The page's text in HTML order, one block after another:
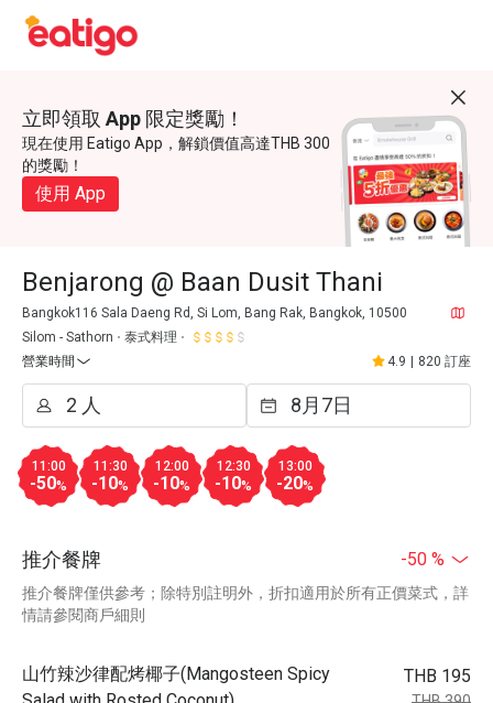
立即領取 App 限定獎勵！
現在使用 Eatigo App，解鎖價值高達THB 300
的獎勵！
使用 App
Benjarong @ Baan Dusit Thani
Bangkok116 Sala Daeng Rd, Si Lom, Bang Rak, Bangkok, 10500
Silom - Sathorn
泰式料理
營業時間
4.9 820 訂座
11:00
-50%
11:30
-10%
12:00
-10%
12:30
-10%
13:00
-20%
推介餐牌 -50 %
推介餐牌僅供參考；除特別註明外，折扣適用於所有正價菜式，詳
情請參閱商戶細則
山竹辣沙律配烤椰子(Mangosteen Spicy
THB 195